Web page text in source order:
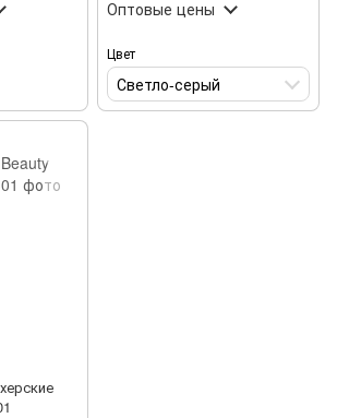
Оптовые цены
Цвет
Светло-серый